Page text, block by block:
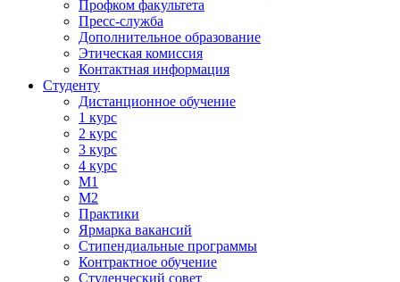
Профком факультета
Пресс-служба
Дополнительное образование
Этическая комиссия
Контактная информация
Студенту
Дистанционное обучение
1 курс
2 курс
3 курс
4 курс
М1
М2
Практики
Ярмарка вакансий
Стипендиальные программы
Контрактное обучение
Студенческий совет